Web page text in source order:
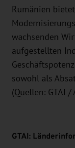
Rumänien
wachsenden
aufgestellten
sowohl als
(Quellen: GTAI /
GTAI: